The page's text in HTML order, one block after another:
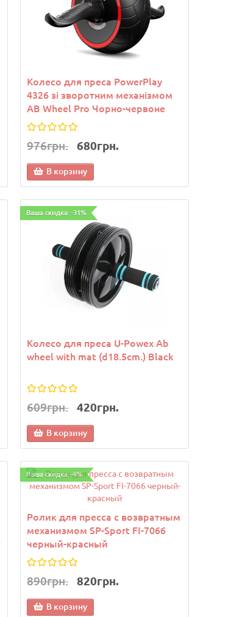
Новинка
Снарядные перчатки-блинчики
для бокса FLEX FISTRAGE VL-
Колесо для преса PowerPlay
4326 зі зворотним механізмом
AB Wheel Pro Чорно-червоне
976грн. 680грн.
В корзину
Ваша скидка: -31%
Колесо для преса U-Powex Ab
wheel with mat (d18.5cm.) Black
609грн. 420грн.
В корзину
Ваша скидка: -8%
Ролик для пресса с возвратным
механизмом SP-Sport FI-7066
черный-красный
890грн. 820грн.
В корзину